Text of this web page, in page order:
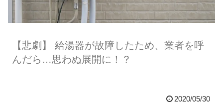
【悲劇】 給湯器が故障したため、業者を呼
んだら…思わぬ展開に！？
2020/05/30